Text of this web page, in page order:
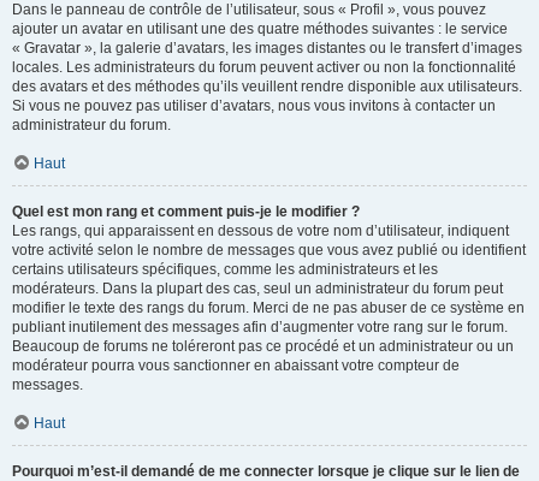
Dans le panneau de contrôle de l’utilisateur, sous « Profil », vous pouvez
ajouter un avatar en utilisant une des quatre méthodes suivantes : le service
« Gravatar », la galerie d’avatars, les images distantes ou le transfert d’images
locales. Les administrateurs du forum peuvent activer ou non la fonctionnalité
des avatars et des méthodes qu’ils veuillent rendre disponible aux utilisateurs.
Si vous ne pouvez pas utiliser d’avatars, nous vous invitons à contacter un
administrateur du forum.
Haut
Quel est mon rang et comment puis-je le modifier ?
Les rangs, qui apparaissent en dessous de votre nom d’utilisateur, indiquent
votre activité selon le nombre de messages que vous avez publié ou identifient
certains utilisateurs spécifiques, comme les administrateurs et les
modérateurs. Dans la plupart des cas, seul un administrateur du forum peut
modifier le texte des rangs du forum. Merci de ne pas abuser de ce système en
publiant inutilement des messages afin d’augmenter votre rang sur le forum.
Beaucoup de forums ne toléreront pas ce procédé et un administrateur ou un
modérateur pourra vous sanctionner en abaissant votre compteur de
messages.
Haut
Pourquoi m’est-il demandé de me connecter lorsque je clique sur le lien de